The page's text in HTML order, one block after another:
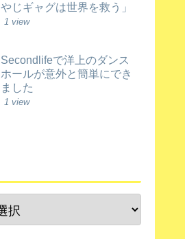
やじギャグは世界を救う」
1 view
Secondlifeで洋上のダンス
ホールが意外と簡単にでき
ました
1 view